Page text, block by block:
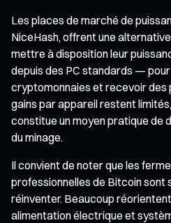
Les places de marché de
NiceHash, offrent une
mettre à disposition leur
depuis des PC standards — pour
cryptomonnaies et recevoir des
gains par appareil restent
constitue un moyen pratique de
du minage.
Il convient de noter que les
professionnelles de Bitcoin sont
réinventer. Beaucoup
alimentation électrique et